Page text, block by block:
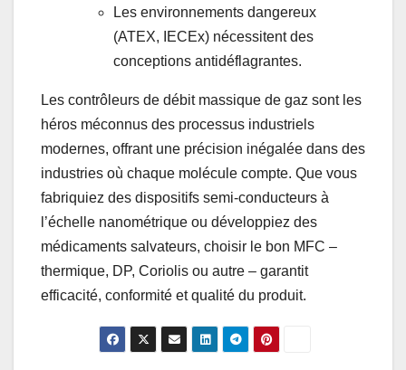
Les environnements dangereux
(ATEX, IECEx) nécessitent des
conceptions antidéflagrantes.
Les contrôleurs de débit massique de gaz sont les
héros méconnus des processus industriels
modernes, offrant une précision inégalée dans des
industries où chaque molécule compte. Que vous
fabriquiez des dispositifs semi-conducteurs à
l’échelle nanométrique ou développiez des
médicaments salvateurs, choisir le bon MFC –
thermique, DP, Coriolis ou autre – garantit
efficacité, conformité et qualité du produit.